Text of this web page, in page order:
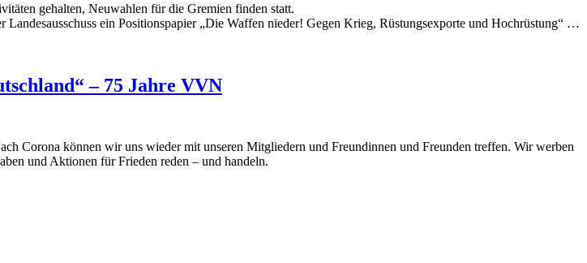
gehalten, Neuwahlen für die Gremien finden statt.
ein Positionspapier „Die Waffen nieder! Gegen Krieg, Rüstungsexporte und Hochrüstung“ …
– 75 Jahre VVN
Corona können wir uns wieder mit unseren Mitgliedern und Freundinnen und Freunden treffen. Wir werben
und Aktionen für Frieden reden – und handeln.